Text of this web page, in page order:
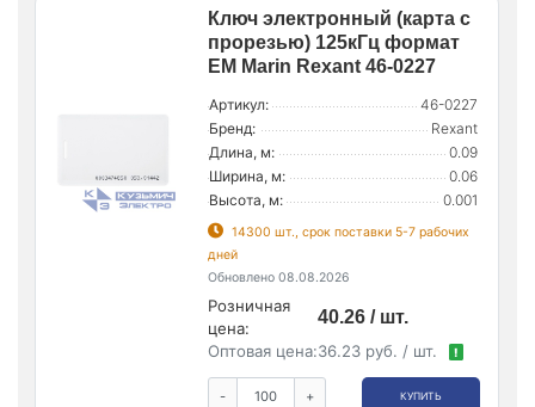
Ключ электронный (карта с
прорезью) 125кГц формат
EM Marin Rexant 46-0227
Артикул:
46-0227
Бренд:
Rexant
Длина, м:
0.09
Ширина, м:
0.06
Высота, м:
0.001
14300 шт., срок поставки 5-7 рабочих
дней
Обновлено 08.08.2026
Розничная
цена:
40.26 / шт.
Оптовая цена:36.23 руб. / шт. !
- + КУПИТЬ